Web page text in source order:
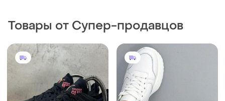
Товары от Супер-продавцов